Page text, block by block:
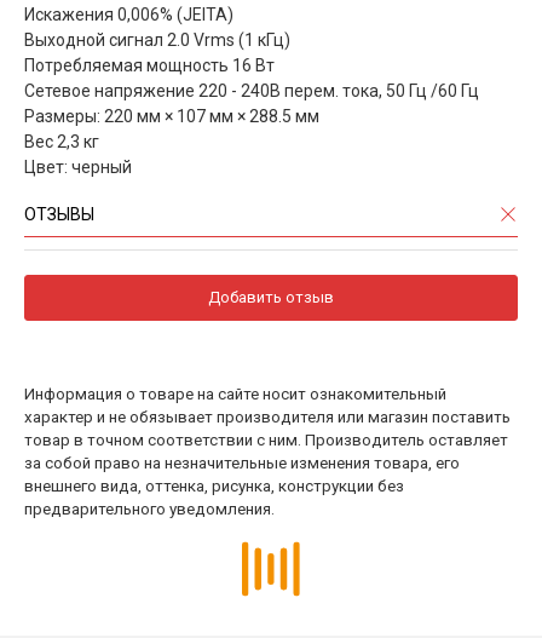
Искажения 0,006% (JEITA)
Выходной сигнал 2.0 Vrms (1 кГц)
Потребляемая мощность 16 Вт
Сетевое напряжение 220 - 240В перем. тока, 50 Гц /60 Гц
Размеры: 220 мм × 107 мм × 288.5 мм
Вес 2,3 кг
Цвет: черный
ОТЗЫВЫ
Добавить отзыв
Информация о товаре на сайте носит ознакомительный
характер и не обязывает производителя или магазин поставить
товар в точном соответствии с ним. Производитель оставляет
за собой право на незначительные изменения товара, его
внешнего вида, оттенка, рисунка, конструкции без
предварительного уведомления.